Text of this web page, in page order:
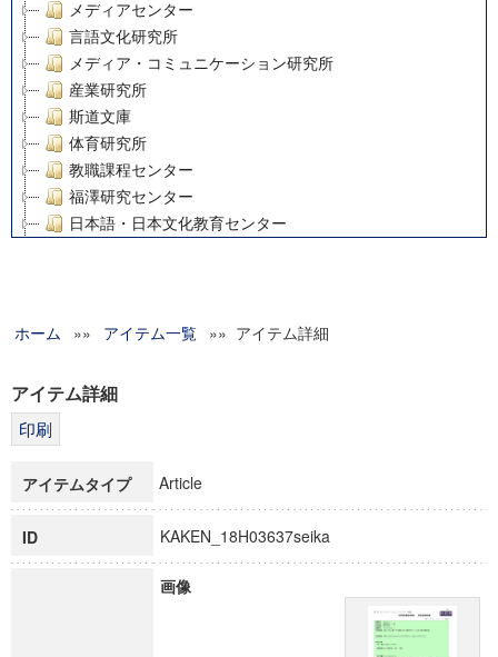
メディアセンター
言語文化研究所
メディア・コミュニケーション研究所
産業研究所
斯道文庫
体育研究所
教職課程センター
福澤研究センター
日本語・日本文化教育センター
グローバルリサーチインスティテュート
科学研究費補助金研究成果報告書
博士課程教育リーディングプログラム「超成熟社会発展のサ
ホーム »» アイテム一覧 »» アイテム詳細
アイテム詳細
アイテムタイプ Article
ID KAKEN_18H03637seika
画像